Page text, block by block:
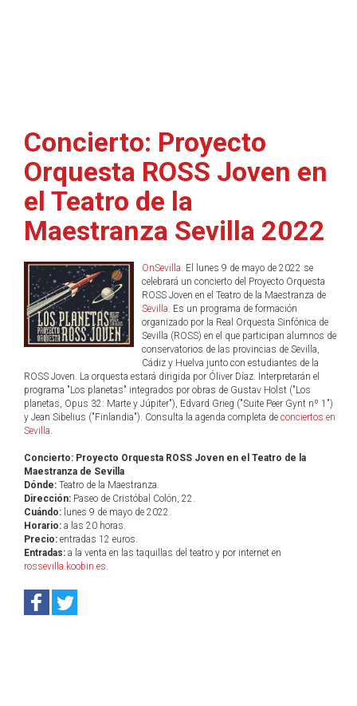
Concierto: Proyecto
Orquesta ROSS Joven en
el Teatro de la
Maestranza Sevilla 2022
OnSevilla. El lunes 9 de mayo de 2022 se
celebrará un concierto del Proyecto Orquesta
ROSS Joven en el Teatro de la Maestranza de
Sevilla. Es un programa de formación
organizado por la Real Orquesta Sinfónica de
Sevilla (ROSS) en el que participan alumnos de
conservatorios de las provincias de Sevilla,
Cádiz y Huelva junto con estudiantes de la
ROSS Joven. La orquesta estará dirigida por Óliver Díaz. Interpretarán el
programa "Los planetas" integrados por obras de Gustav Holst ("Los
planetas, Opus 32: Marte y Júpiter"), Edvard Grieg ("Suite Peer Gynt nº 1")
y Jean Sibelius ("Finlandia"). Consulta la agenda completa de conciertos en
Sevilla.
Concierto: Proyecto Orquesta ROSS Joven en el Teatro de la
Maestranza de Sevilla
Dónde: Teatro de la Maestranza.
Dirección: Paseo de Cristóbal Colón, 22.
Cuándo: lunes 9 de mayo de 2022.
Horario: a las 20 horas.
Precio: entradas 12 euros.
Entradas: a la venta en las taquillas del teatro y por internet en
rossevilla.koobin.es.